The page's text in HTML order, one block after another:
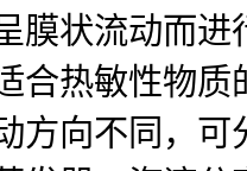
膜状流动而
合热敏性物质
方向不同，